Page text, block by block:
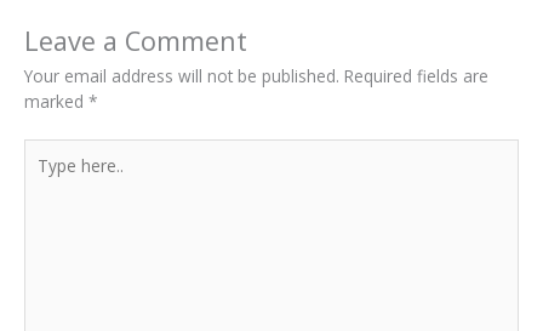
Leave a Comment
Your email address will not be published. Required fields are
marked *
here..